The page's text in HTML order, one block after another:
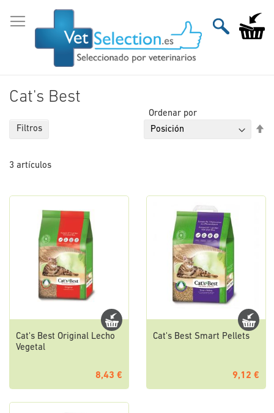
al
contenido
Mi
Cat's Best
3 artículos
Ordenar por
Cat's Best Original Lecho
Vegetal
8,43 €
Cat's Best Smart Pellets
9,12 €
Filtros